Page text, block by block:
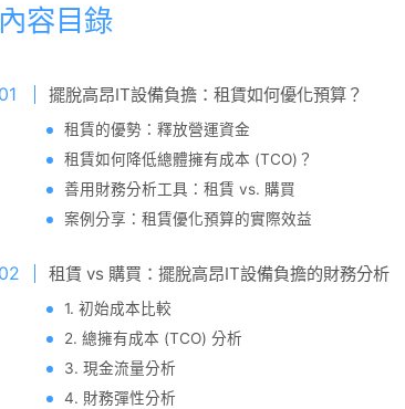
內容目錄
擺脫高昂IT設備負擔：租賃如何優化預算？
租賃的優勢：釋放營運資金
租賃如何降低總體擁有成本 (TCO)？
善用財務分析工具：租賃 vs. 購買
案例分享：租賃優化預算的實際效益
租賃 vs 購買：擺脫高昂IT設備負擔的財務分析
1. 初始成本比較
2. 總擁有成本 (TCO) 分析
3. 現金流量分析
4. 財務彈性分析